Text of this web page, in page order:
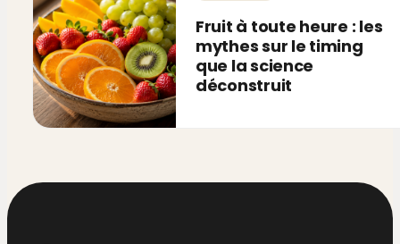
Fruit à toute heure : les
mythes sur le timing
que la science
déconstruit